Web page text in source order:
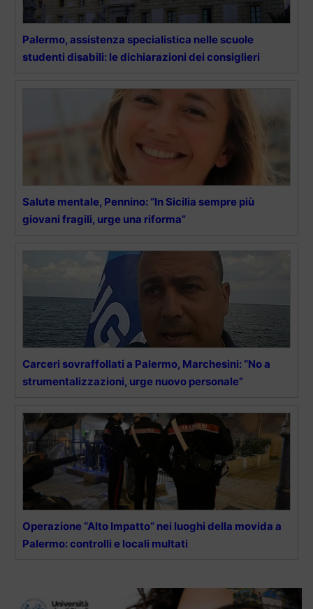
Palermo, assistenza specialistica nelle scuole
studenti disabili: le dichiarazioni dei consiglieri
Salute mentale, Pennino: “In Sicilia sempre più
giovani fragili, urge una riforma”
Carceri sovraffollati a Palermo, Marchesini: “No a
strumentalizzazioni, urge nuovo personale”
Operazione “Alto Impatto” nei luoghi della movida a
Palermo: controlli e locali multati